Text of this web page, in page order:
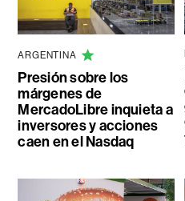
ARGENTINA
Presión sobre los
márgenes de
MercadoLibre inquieta a
inversores y acciones
caen en el Nasdaq